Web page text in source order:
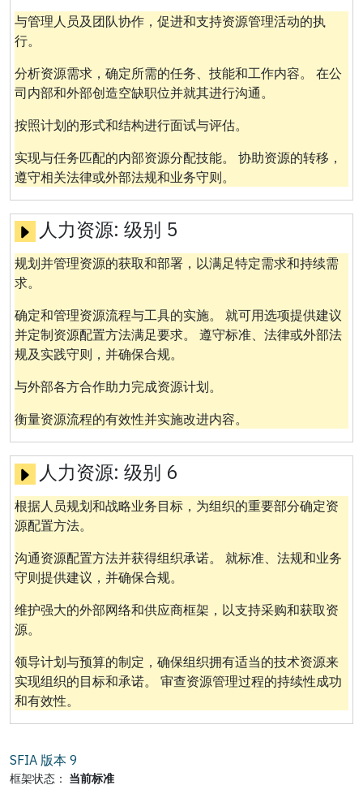
与管理人员及团队协作，促进和支持资源管理活动的执
行。
分析资源需求，确定所需的任务、技能和工作内容。 在公
司内部和外部创造空缺职位并就其进行沟通。
按照计划的形式和结构进行面试与评估。
实现与任务匹配的内部资源分配技能。 协助资源的转移，
遵守相关法律或外部法规和业务守则。
人力资源: 级别 5
规划并管理资源的获取和部署，以满足特定需求和持续需
求。
确定和管理资源流程与工具的实施。 就可用选项提供建议
并定制资源配置方法满足要求。 遵守标准、法律或外部法
规及实践守则，并确保合规。
与外部各方合作助力完成资源计划。
衡量资源流程的有效性并实施改进内容。
人力资源: 级别 6
根据人员规划和战略业务目标，为组织的重要部分确定资
源配置方法。
沟通资源配置方法并获得组织承诺。 就标准、法规和业务
守则提供建议，并确保合规。
维护强大的外部网络和供应商框架，以支持采购和获取资
源。
领导计划与预算的制定，确保组织拥有适当的技术资源来
实现组织的目标和承诺。 审查资源管理过程的持续性成功
和有效性。
SFIA 版本 9
框架状态： 当前标准